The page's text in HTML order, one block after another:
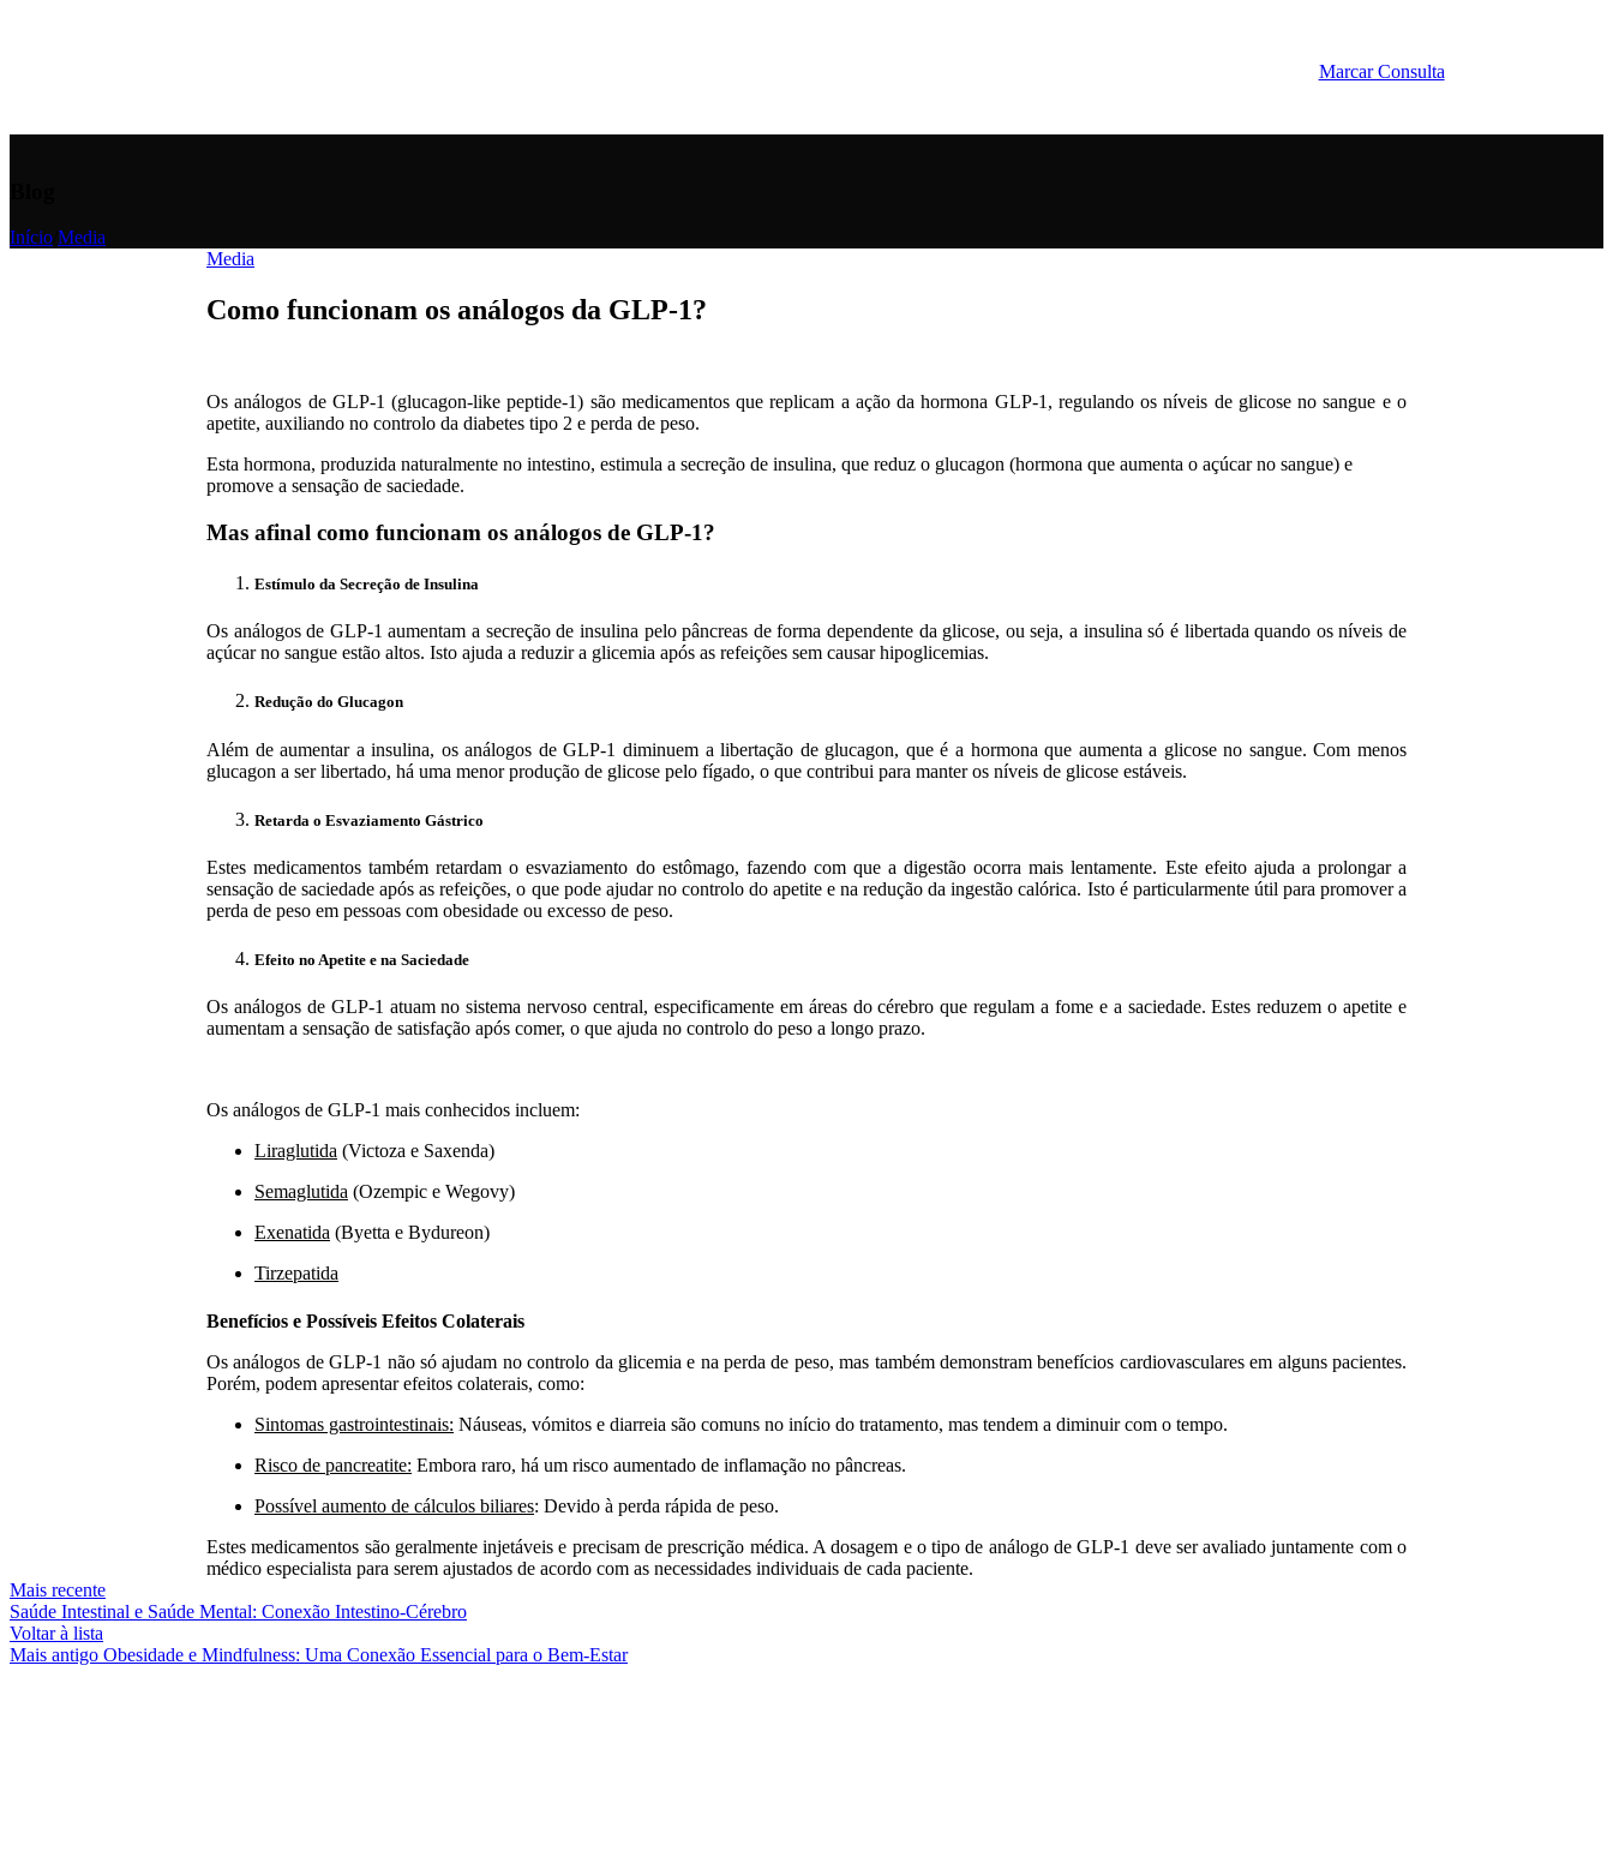
Marcar Consulta
Início Media
Media
Como funcionam os análogos da GLP-1?
Os análogos de GLP-1 (glucagon-like peptide-1) são medicamentos que replicam a ação da hormona GLP-1, regulando os níveis de glicose no sangue e o
apetite, auxiliando no controlo da diabetes tipo 2 e perda de peso.
Esta hormona, produzida naturalmente no intestino, estimula a secreção de insulina, que reduz o glucagon (hormona que aumenta o açúcar no sangue) e
promove a sensação de saciedade.
Mas afinal como funcionam os análogos de GLP-1?
Estímulo da Secreção de Insulina
Os análogos de GLP-1 aumentam a secreção de insulina pelo pâncreas de forma dependente da glicose, ou seja, a insulina só é libertada quando os níveis de
açúcar no sangue estão altos. Isto ajuda a reduzir a glicemia após as refeições sem causar hipoglicemias.
Redução do Glucagon
Além de aumentar a insulina, os análogos de GLP-1 diminuem a libertação de glucagon, que é a hormona que aumenta a glicose no sangue. Com menos
glucagon a ser libertado, há uma menor produção de glicose pelo fígado, o que contribui para manter os níveis de glicose estáveis.
Retarda o Esvaziamento Gástrico
Estes medicamentos também retardam o esvaziamento do estômago, fazendo com que a digestão ocorra mais lentamente. Este efeito ajuda a prolongar a
sensação de saciedade após as refeições, o que pode ajudar no controlo do apetite e na redução da ingestão calórica. Isto é particularmente útil para promover a
perda de peso em pessoas com obesidade ou excesso de peso.
Efeito no Apetite e na Saciedade
Os análogos de GLP-1 atuam no sistema nervoso central, especificamente em áreas do cérebro que regulam a fome e a saciedade. Estes reduzem o apetite e
aumentam a sensação de satisfação após comer, o que ajuda no controlo do peso a longo prazo.
Os análogos de GLP-1 mais conhecidos incluem:
Liraglutida (Victoza e Saxenda)
Semaglutida (Ozempic e Wegovy)
Exenatida (Byetta e Bydureon)
Tirzepatida
Benefícios e Possíveis Efeitos Colaterais
Os análogos de GLP-1 não só ajudam no controlo da glicemia e na perda de peso, mas também demonstram benefícios cardiovasculares em alguns pacientes.
Porém, podem apresentar efeitos colaterais, como:
Sintomas gastrointestinais: Náuseas, vómitos e diarreia são comuns no início do tratamento, mas tendem a diminuir com o tempo.
Risco de pancreatite: Embora raro, há um risco aumentado de inflamação no pâncreas.
Possível aumento de cálculos biliares: Devido à perda rápida de peso.
Estes medicamentos são geralmente injetáveis e precisam de prescrição médica. A dosagem e o tipo de análogo de GLP-1 deve ser avaliado juntamente com o
médico especialista para serem ajustados de acordo com as necessidades individuais de cada paciente.
Mais recente
Saúde Intestinal e Saúde Mental: Conexão Intestino-Cérebro
Voltar à lista
Mais antigo Obesidade e Mindfulness: Uma Conexão Essencial para o Bem-Estar